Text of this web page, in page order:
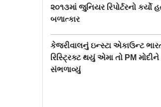
૨૦૧૩માં જુનિયર રિપોર્ટરનો કર્યો
બળાત્કાર
કેજરીવાલનું ઇન્સ્ટા એકાઉન્ટ
રિસ્ટ્રિક્ટ થયું એમા તો PM મોદીને
સંભળાવ્યું